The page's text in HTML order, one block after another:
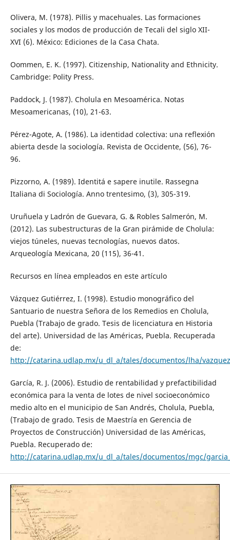
Olivera, M. (1978). Pillis y macehuales. Las formaciones
sociales y los modos de producción de Tecali del siglo XII-
XVI (6). México: Ediciones de la Casa Chata.
Oommen, E. K. (1997). Citizenship, Nationality and Ethnicity.
Cambridge: Polity Press.
Paddock, J. (1987). Cholula en Mesoamérica. Notas
Mesoamericanas, (10), 21-63.
Pérez-Agote, A. (1986). La identidad colectiva: una reflexión
abierta desde la sociología. Revista de Occidente, (56), 76-
96.
Pizzorno, A. (1989). Identitá e sapere inutile. Rassegna
Italiana di Sociología. Anno trentesimo, (3), 305-319.
Uruñuela y Ladrón de Guevara, G. & Robles Salmerón, M.
(2012). Las subestructuras de la Gran pirámide de Cholula:
viejos túneles, nuevas tecnologías, nuevos datos.
Arqueología Mexicana, 20 (115), 36-41.
Recursos en línea empleados en este artículo
Vázquez Gutiérrez, I. (1998). Estudio monográfico del
Santuario de nuestra Señora de los Remedios en Cholula,
Puebla (Trabajo de grado. Tesis de licenciatura en Historia
del arte). Universidad de las Américas, Puebla. Recuperada
de:
http://catarina.udlap.mx/u_dl_a/tales/documentos/lha/
García, R. J. (2006). Estudio de rentabilidad y prefactibilidad
económica para la venta de lotes de nivel socioeconómico
medio alto en el municipio de San Andrés, Cholula, Puebla,
(Trabajo de grado. Tesis de Maestría en Gerencia de
Proyectos de Construcción) Universidad de las Américas,
Puebla. Recuperado de:
http://catarina.udlap.mx/u_dl_a/tales/documentos/mgc/